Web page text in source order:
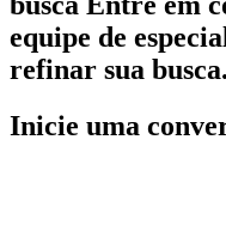
equipe de
refinar sua busca.
Inicie uma